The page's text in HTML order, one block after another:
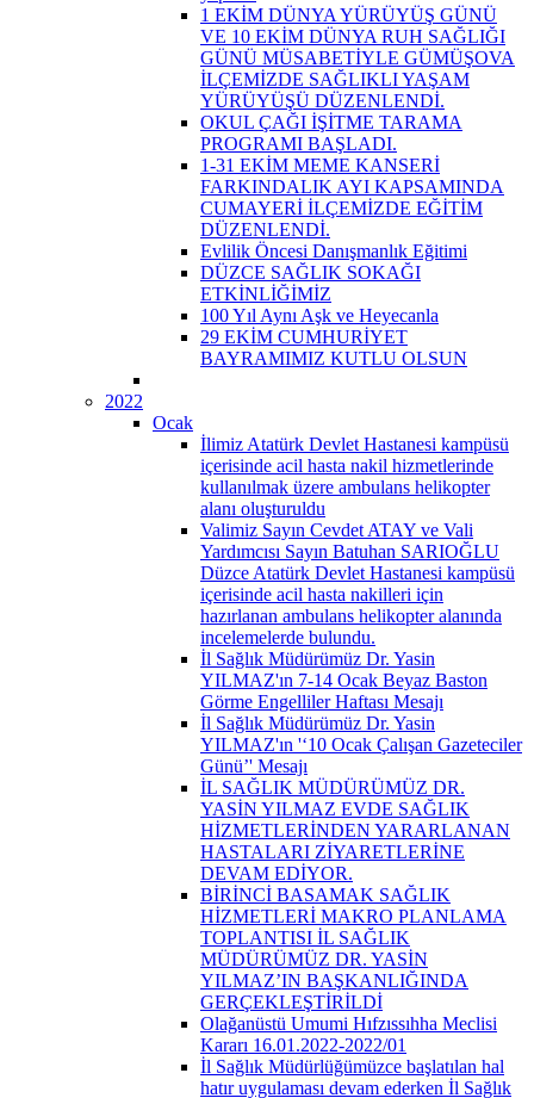
1 EKİM DÜNYA YÜRÜYÜŞ GÜNÜ
VE 10 EKİM DÜNYA RUH SAĞLIĞI
GÜNÜ MÜSABETİYLE GÜMÜŞOVA
İLÇEMİZDE SAĞLIKLI YAŞAM
YÜRÜYÜŞÜ DÜZENLENDİ.
OKUL ÇAĞI İŞİTME TARAMA
PROGRAMI BAŞLADI.
1-31 EKİM MEME KANSERİ
FARKINDALIK AYI KAPSAMINDA
CUMAYERİ İLÇEMİZDE EĞİTİM
DÜZENLENDİ.
Evlilik Öncesi Danışmanlık Eğitimi
DÜZCE SAĞLIK SOKAĞI
ETKİNLİĞİMİZ
100 Yıl Aynı Aşk ve Heyecanla
29 EKİM CUMHURİYET
BAYRAMIMIZ KUTLU OLSUN
2022
Ocak
İlimiz Atatürk Devlet Hastanesi kampüsü
içerisinde acil hasta nakil hizmetlerinde
kullanılmak üzere ambulans helikopter
alanı oluşturuldu
Valimiz Sayın Cevdet ATAY ve Vali
Yardımcısı Sayın Batuhan SARIOĞLU
Düzce Atatürk Devlet Hastanesi kampüsü
içerisinde acil hasta nakilleri için
hazırlanan ambulans helikopter alanında
incelemelerde bulundu.
İl Sağlık Müdürümüz Dr. Yasin
YILMAZ'ın 7-14 Ocak Beyaz Baston
Görme Engelliler Haftası Mesajı
İl Sağlık Müdürümüz Dr. Yasin
YILMAZ'ın '‘10 Ocak Çalışan Gazeteciler
Günü’' Mesajı
İL SAĞLIK MÜDÜRÜMÜZ DR.
YASİN YILMAZ EVDE SAĞLIK
HİZMETLERİNDEN YARARLANAN
HASTALARI ZİYARETLERİNE
DEVAM EDİYOR.
BİRİNCİ BASAMAK SAĞLIK
HİZMETLERİ MAKRO PLANLAMA
TOPLANTISI İL SAĞLIK
MÜDÜRÜMÜZ DR. YASİN
YILMAZ’IN BAŞKANLIĞINDA
GERÇEKLEŞTİRİLDİ
Olağanüstü Umumi Hıfzıssıhha Meclisi
Kararı 16.01.2022-2022/01
İl Sağlık Müdürlüğümüzce başlatılan hal
hatır uygulaması devam ederken İl Sağlık